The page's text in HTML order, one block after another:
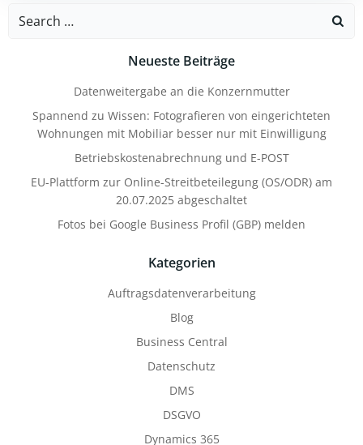
Search
Neueste Beiträge
Datenweitergabe an die Konzernmutter
Spannend zu Wissen: Fotografieren von eingerichteten
Wohnungen mit Mobiliar besser nur mit Einwilligung
Betriebskostenabrechnung und E-POST
EU-Plattform zur Online-Streitbeteilegung (OS/ODR) am
20.07.2025 abgeschaltet
Fotos bei Google Business Profil (GBP) melden
Kategorien
Auftragsdatenverarbeitung
Blog
Business Central
Datenschutz
DMS
DSGVO
Dynamics 365